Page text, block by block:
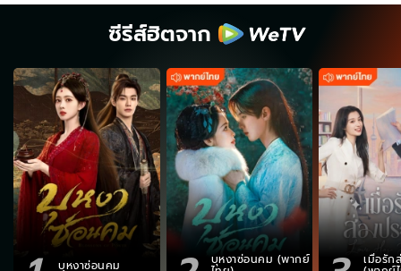
ซีรีส์ฮิตจาก
บุหงาซ่อนคม บุหงาซ่อนคม (พากย์ เมื่อรัก